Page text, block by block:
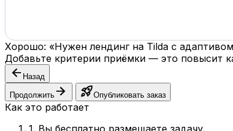
Хорошо: «Нужен лендинг на Tilda с
Добавьте критерии приёмки — это повысит
arrow_back Назад
Продолжить arrow_forward rocket_launchОпубликовать заказ
Как это работает